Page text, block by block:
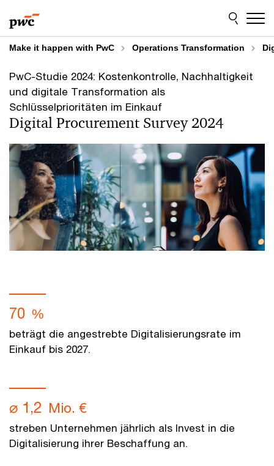
to
content
to
footer
Make it happen with PwC Operations Transformation
PwC-Studie 2024: Kostenkontrolle, Nachhaltigkeit
und digitale Transformation als
Schlüsselprioritäten im Einkauf
Digital Procurement Survey 2024
70 %
beträgt die angestrebte Digitalisierungsrate im
Einkauf bis 2027.
⌀ 1,2 Mio. €
streben Unternehmen jährlich als Invest in die
Digitalisierung ihrer Beschaffung an.